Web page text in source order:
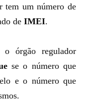
tem um número de
de IMEI.
órgão regulador
se o número que
e o número que